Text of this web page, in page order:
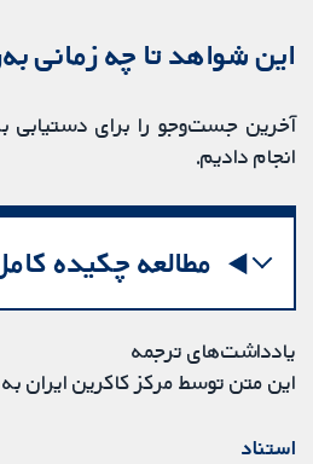
این شواهد تا چه زمانی
انجام دادیم.
مطالعه چکیده
یادداشت‌های ترجمه
این متن توسط مرکز کاکرین ایران
استناد